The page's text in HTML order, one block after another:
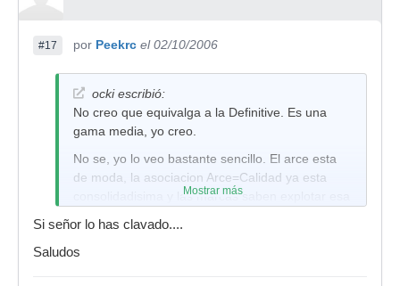
#17 por Peekrc el 02/10/2006
ocki escribió:
No creo que equivalga a la Definitive. Es una
gama media, yo creo.
No se, yo lo veo bastante sencillo. El arce esta
de moda, la asociacion Arce=Calidad ya esta
consolidadisima y las marcas saben explotar esa
dar arce, a muy diferentes precios y calidades
pero... ARCE.
Mostrar más
Si señor lo has clavado....
Saludos